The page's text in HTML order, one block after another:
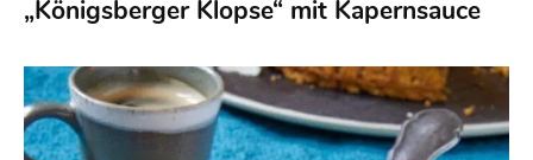
„Königsberger Klopse“ mit Kapernsauce